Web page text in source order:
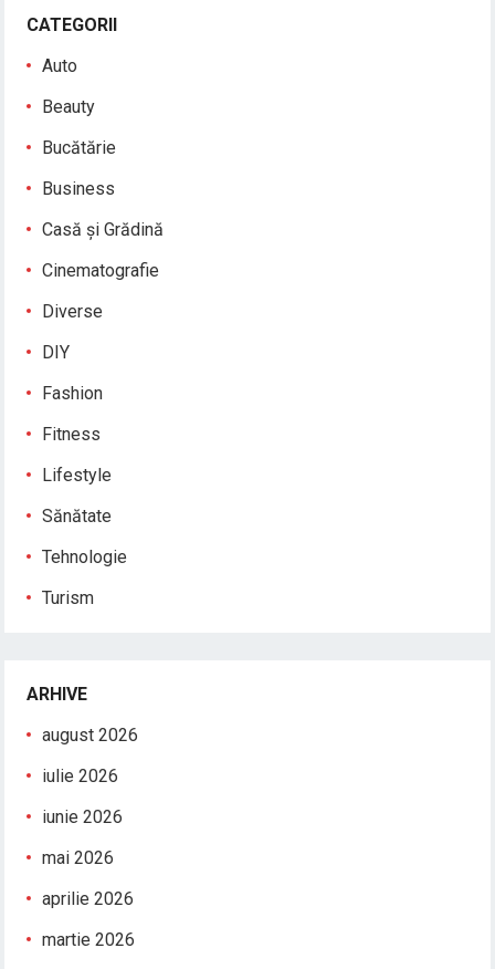
CATEGORII
Auto
Beauty
Bucătărie
Business
Casă și Grădină
Cinematografie
Diverse
DIY
Fashion
Fitness
Lifestyle
Sănătate
Tehnologie
Turism
ARHIVE
august 2026
iulie 2026
iunie 2026
mai 2026
aprilie 2026
martie 2026